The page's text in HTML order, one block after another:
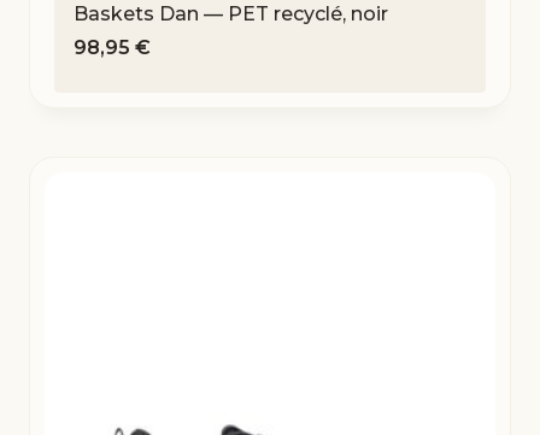
Baskets Dan — PET recyclé, noir
98,95 €